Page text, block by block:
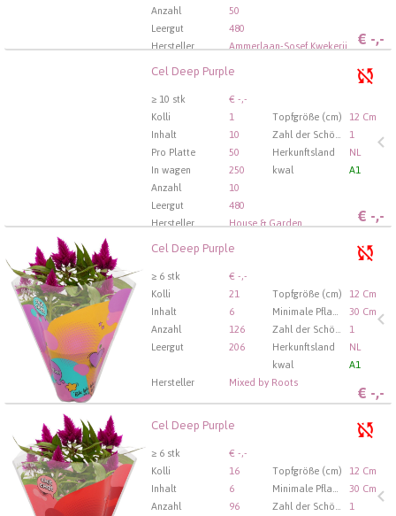
Anzahl
50
Leergut
480
Hersteller
Ammerlaan-Sosef Kwekerij € -,-
Cel Deep Purple
≥ 10 stk
€ -,-
Kolli
1 Topfgröße (cm)
12 Cm
Inhalt
10
1
Pro Platte
50 Herkunftsland
NL
In wagen
250 kwal
A1
Anzahl
10
Leergut
480
Hersteller
House & Garden € -,-
U moet ingelogd zijn om te kunnen kopen.
Cel Deep Purple
≥ 6 stk
€ -,-
Kolli
21 Topfgröße (cm)
12 Cm
Inhalt
6
30 Cm
Anzahl
126
1
Leergut
206 Herkunftsland
NL
kwal
A1
Hersteller
Mixed by Roots
€ -,-
Cel Deep Purple
U moet ingelogd zijn om te kunnen kopen.
anmelden
Cel Deep Purple
≥ 6 stk
€ -,-
Kolli
16 Topfgröße (cm)
12 Cm
Inhalt
6
30 Cm
Anzahl
96
1
Cel Deep Purple
U moet ingelogd zijn om te kunnen kopen.
anmelden